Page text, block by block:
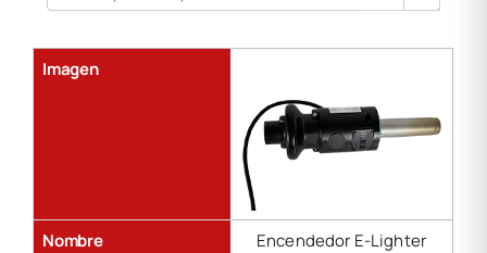
Imagen
Nombre
Encendedor E-Lighter